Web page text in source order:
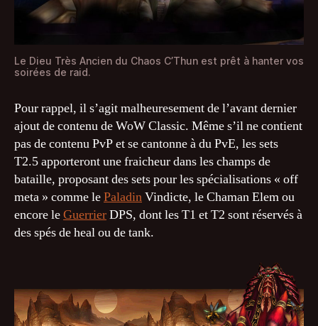
Le Dieu Très Ancien du Chaos C’Thun est prêt à hanter vos
soirées de raid.
Pour rappel, il s’agit malheuresement de l’avant dernier
ajout de contenu de WoW Classic. Même s’il ne contient
pas de contenu PvP et se cantonne à du PvE, les sets
T2.5 apporteront une fraicheur dans les champs de
bataille, proposant des sets pour les spécialisations « off
meta » comme lePaladinVindicte, le Chaman Elem ou
encore leGuerrierDPS, dont les T1 et T2 sont réservés à
des spés de heal ou de tank.